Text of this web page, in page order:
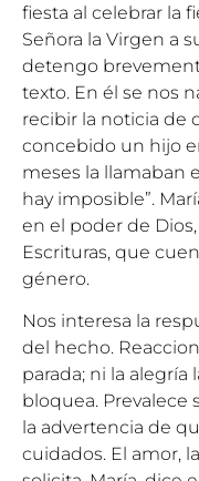
fiesta al celebrar la
Señora la Virgen a
detengo
texto. En él se nos
recibir la noticia de
concebido un hijo
meses la llamaban
hay imposible”.
en el poder de
Escrituras, que
género.
Nos interesa la
del hecho.
parada; ni la alegría
bloquea. Prevalece
la advertencia de
cuidados. El amor,